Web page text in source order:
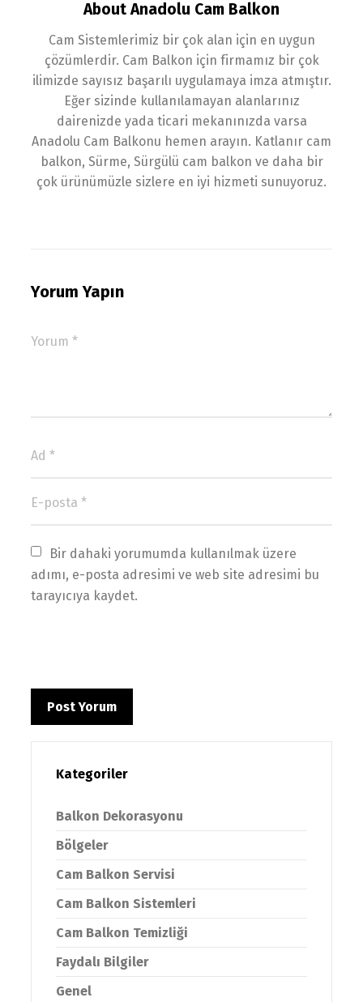
About Anadolu Cam Balkon
Cam Sistemlerimiz bir çok alan için en uygun
çözümlerdir. Cam Balkon için firmamız bir çok
ilimizde sayısız başarılı uygulamaya imza atmıştır.
Eğer sizinde kullanılamayan alanlarınız
dairenizde yada ticari mekanınızda varsa
Anadolu Cam Balkonu hemen arayın. Katlanır cam
balkon, Sürme, Sürgülü cam balkon ve daha bir
çok ürünümüzle sizlere en iyi hizmeti sunuyoruz.
Yorum Yapın
Bir dahaki yorumumda kullanılmak üzere
adımı, e-posta adresimi ve web site adresimi bu
tarayıcıya kaydet.
Kategoriler
Balkon Dekorasyonu
Bölgeler
Cam Balkon Servisi
Cam Balkon Sistemleri
Cam Balkon Temizliği
Faydalı Bilgiler
Genel